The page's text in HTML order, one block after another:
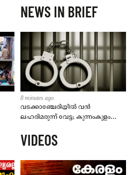
NEWS IN BRIEF
8 minutes ago
വടക്കാഞ്ചേരിയിൽ വൻ
ലഹരിമരുന്ന് വേട്ട; കുന്നംകുളം
VIDEOS